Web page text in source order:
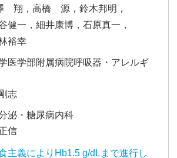
翔，高橋 源，鈴木邦明，
健一，細井康博，石原真一，
裕幸
医学部附属病院呼吸器・アレルギ
志
泌・糖尿病内科
信
主義によりHb1.5 g/dLまで進行し